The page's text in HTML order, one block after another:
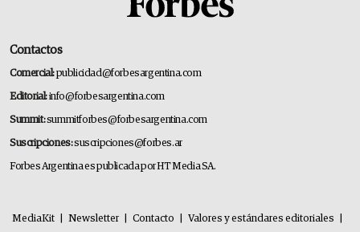
Contactos
Comercial:publicidad@forbesargentina.com
Editorial:info@forbesargentina.com
Summit:summitforbes@forbesargentina.com
Suscripciones:suscripciones@forbes.ar
Forbes Argentina es publicada por HT Media SA.
MediaKit Newsletter Contacto Valores y estándares editoriales